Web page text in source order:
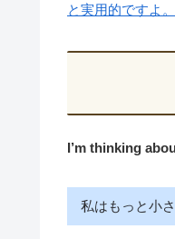
と実用的ですよ。
I’m thinking
私はもっと小